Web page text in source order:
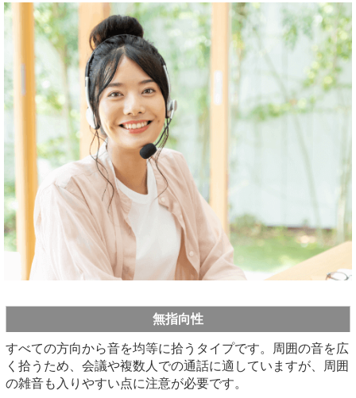
無指向性
すべての方向から音を均等に拾うタイプです。周囲の音を広
く拾うため、会議や複数人での通話に適していますが、周囲
の雑音も入りやすい点に注意が必要です。